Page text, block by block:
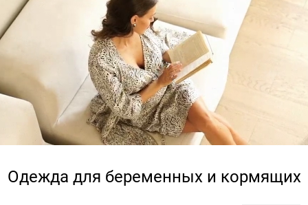
Одежда для беременных и кормящих